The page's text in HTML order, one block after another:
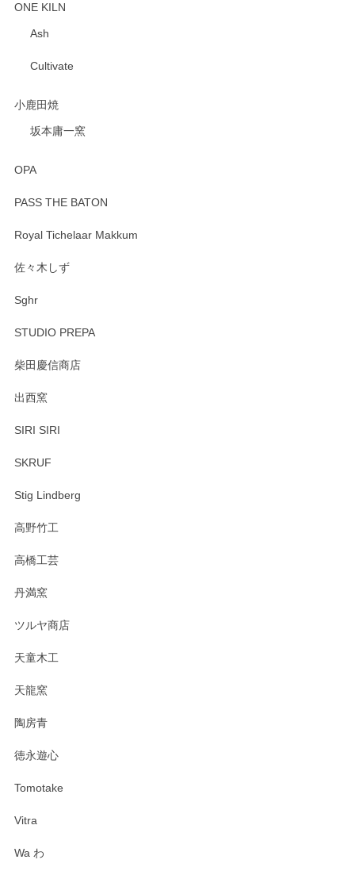
ONE KILN
Ash
Cultivate
小鹿田焼
坂本庸一窯
OPA
PASS THE BATON
Royal Tichelaar Makkum
佐々木しず
Sghr
STUDIO PREPA
柴田慶信商店
出西窯
SIRI SIRI
SKRUF
Stig Lindberg
高野竹工
高橋工芸
丹満窯
ツルヤ商店
天童木工
天龍窯
陶房青
徳永遊心
Tomotake
Vitra
Wa わ